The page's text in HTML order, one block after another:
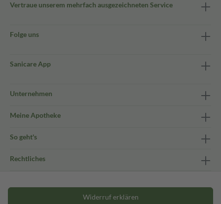
Vertraue unserem mehrfach ausgezeichneten Service
Folge uns
Sanicare App
Unternehmen
Meine Apotheke
So geht's
Rechtliches
Widerruf erklären